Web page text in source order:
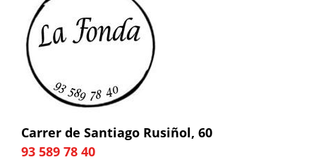
Carrer de Santiago Rusiñol, 60
93 589 78 40